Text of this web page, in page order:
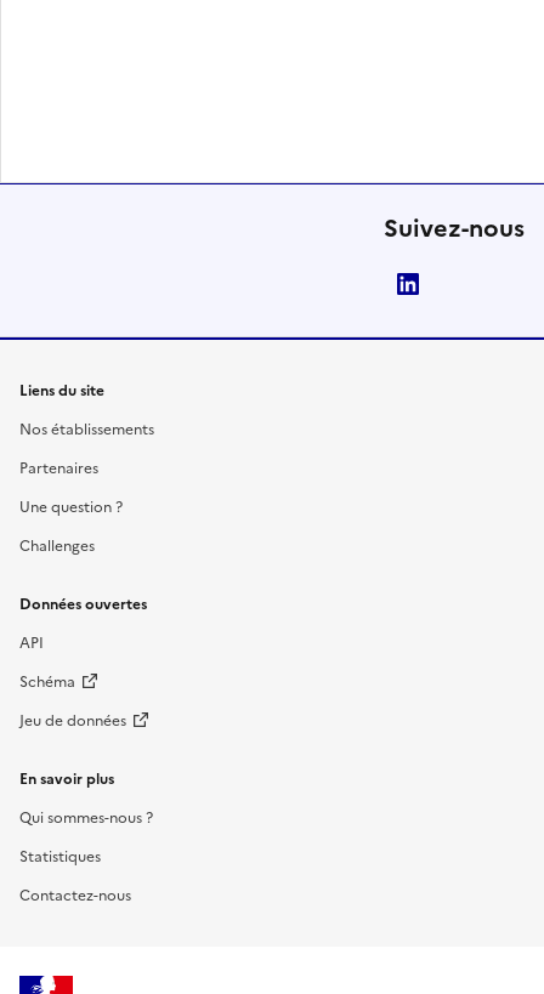
Suivez-nous
Liens du site
Nos établissements
Partenaires
Une question ?
Challenges
Données ouvertes
API
Schéma
Jeu de données
En savoir plus
Qui sommes-nous ?
Statistiques
Contactez-nous